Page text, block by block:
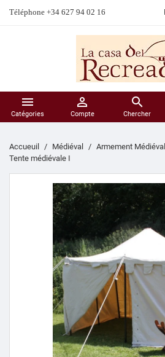
Téléphone +34 627 94 02 16

Catégories

Compte

Chercher
Accueuil Médiéval Armement Médiéval
Tente médiévale I